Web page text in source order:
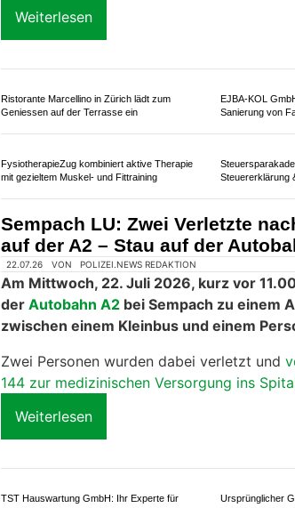
02.07.26 VON POLIZEI.NEWS REDAKTION
Kriens in Richtung Süden.
Tunnel auf dem rechten Fahrstreifen
den Pannenblinker ein.
Weiterlesen